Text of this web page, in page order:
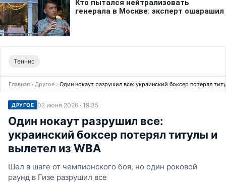
Теннис
Главная › Другое › Один нокаут разрушил все: украинский боксер потерял
ДРУГОЕ 02 июня 2026 · 19:35
Один нокаут разрушил все:
украинский боксер потерял титулы и
вылетел из WBA
Шел в шаге от чемпионского боя, но один роковой
раунд в Гизе разрушил все